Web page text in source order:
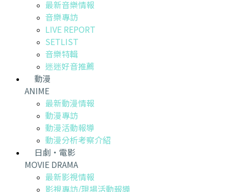
最新音樂情報
音樂專訪
LIVE REPORT
SETLIST
音樂特輯
迷迷好音推薦
動漫
ANIME
最新動漫情報
動漫專訪
動漫活動報導
動漫分析考察介紹
日劇・電影
MOVIE DRAMA
最新影視情報
影視專訪/現場活動報導